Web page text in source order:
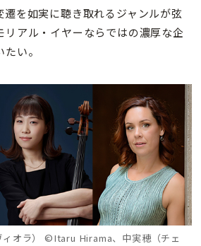
遷を如実に聴き取れるジャンルが弦
リアル・イヤーならではの濃厚な企
い。
ィオラ） ©Itaru Hirama、中実穂（チェ